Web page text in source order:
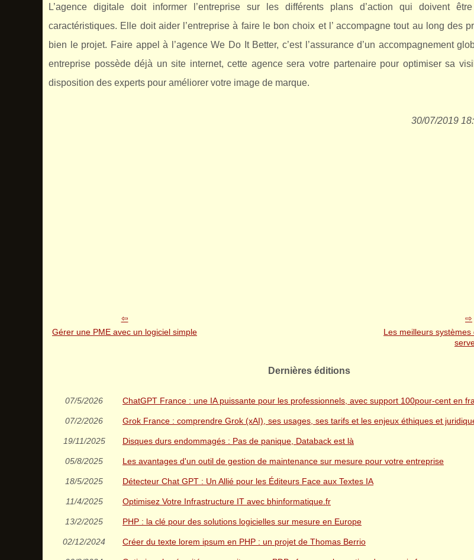
L’agence digitale doit informer l’entreprise sur les différents plans d’action qui doivent
caractéristiques. Elle doit aider l’entreprise à faire le bon choix et l’ accompagne tout au long des
bien le projet. Faire appel à l’agence We Do It Better, c’est l’assurance d’un accompagnement
entreprise possède déjà un site internet, cette agence sera votre partenaire pour optimiser sa
disposition des experts pour améliorer votre image de marque.
30/07/2019
Gérer une PME avec un logiciel simple
Les meilleurs
Dernières éditions
07/5/2026 ChatGPT France : une IA puissante pour les professionnels, avec support 100pour-cent en
07/2/2026 Grok France : comprendre Grok (xAI), ses usages, ses tarifs et les enjeux éthiques et
19/11/2025 Disques durs endommagés : Pas de panique, Databack est là
05/8/2025 Les avantages d'un outil de gestion de maintenance sur mesure pour votre entreprise
18/5/2025 Détecteur Chat GPT : Un Allié pour les Éditeurs Face aux Textes IA
11/4/2025 Optimisez Votre Infrastructure IT avec bhinformatique.fr
13/2/2025 PHP : la clé pour des solutions logicielles sur mesure en Europe
02/12/2024 Créer du texte lorem ipsum en PHP : un projet de Thomas Berrio